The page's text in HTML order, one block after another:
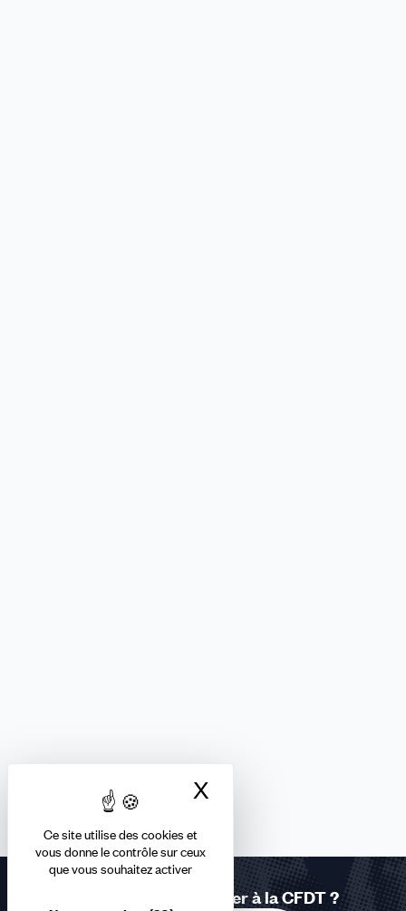
Ce site utilise des cookies et
vous donne le contrôle sur ceux
que vous souhaitez activer
X
Vous souhaitez adhérer à la CFDT ?